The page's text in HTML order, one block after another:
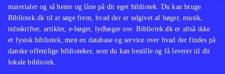
materialer og så hente og låne på dit eget bibliotek. Du kan bruge
Bibliotek.dk til at søge frem, hvad der er udgivet af bøger, musik,
tidsskrifter, artikler, e-bøger, lydbøger osv. Bibliotek.dk er altså ikke
et fysisk bibliotek, men en database og service over hvad der findes på
danske offentlige biblioteker, som du kan bestille og få leveret til dit
lokale bibliotek.